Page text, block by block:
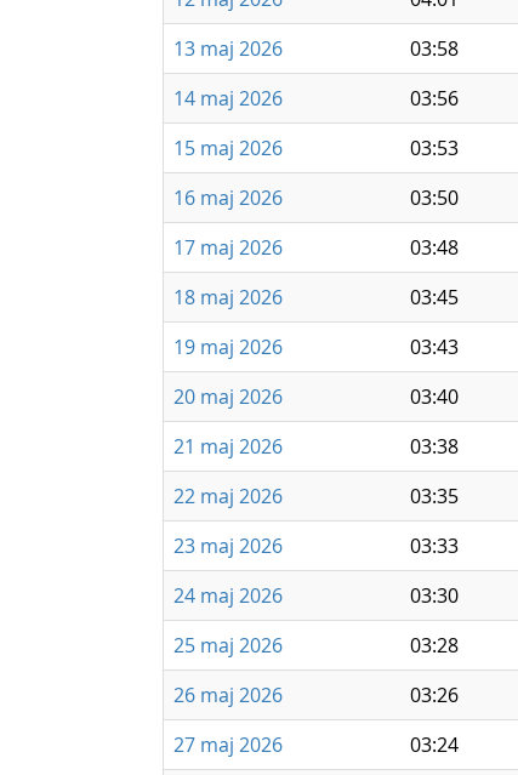
13 maj 2026
03:58
14 maj 2026
03:56
15 maj 2026
03:53
16 maj 2026
03:50
17 maj 2026
03:48
18 maj 2026
03:45
19 maj 2026
03:43
20 maj 2026
03:40
21 maj 2026
03:38
22 maj 2026
03:35
23 maj 2026
03:33
24 maj 2026
03:30
25 maj 2026
03:28
26 maj 2026
03:26
27 maj 2026
03:24